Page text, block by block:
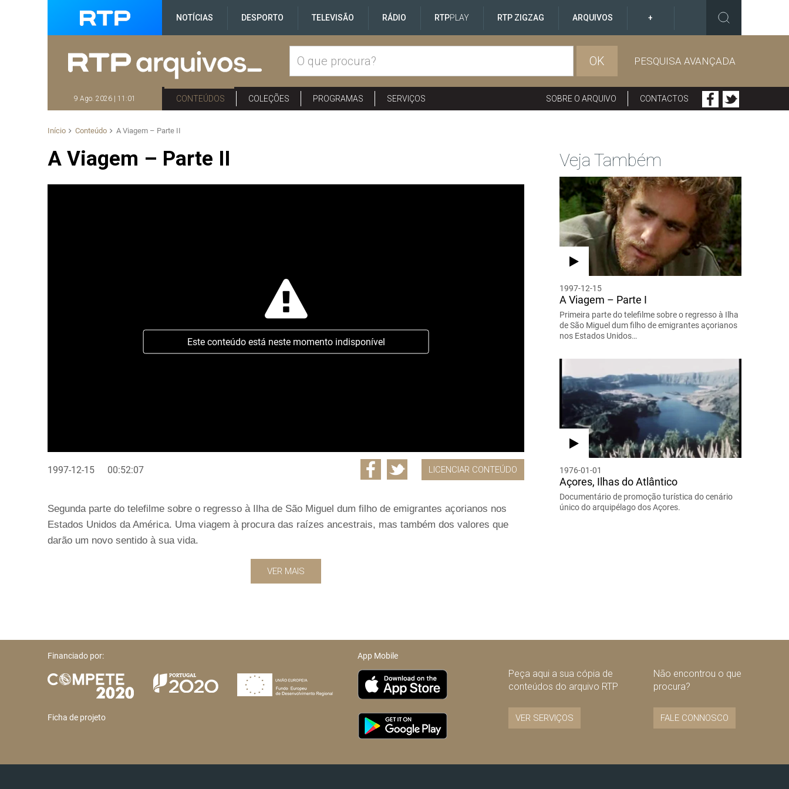
NOTÍCIAS DESPORTO TELEVISÃO RÁDIO RTPPLAY RTP ZIGZAG ARQUIVOS +
OK PESQUISA AVANÇADA
9 Ago. 2026 | 11:01 CONTEÚDOS COLEÇÕES PROGRAMAS SERVIÇOS SOBRE O ARQUIVO CONTACTOS
Início Conteúdo A Viagem – Parte II
A Viagem – Parte II
Este conteúdo está neste momento indisponível
1997-12-15 00:52:07 LICENCIAR CONTEÚDO
Segunda parte do telefilme sobre o regresso à Ilha de São Miguel dum filho de emigrantes açorianos nos
Estados Unidos da América. Uma viagem à procura das raízes ancestrais, mas também dos valores que
darão um novo sentido à sua vida.
VER MAIS
Veja Também
1997-12-15
A Viagem – Parte I
Primeira parte do telefilme sobre o regresso à Ilha
de São Miguel dum filho de emigrantes açorianos
nos Estados Unidos…
1976-01-01
Açores, Ilhas do Atlântico
Documentário de promoção turística do cenário
único do arquipélago dos Açores.
Financiado por:
Ficha de projeto
App Mobile
Peça aqui a sua cópia de
conteúdos do arquivo RTP
VER SERVIÇOS
Não encontrou o que
procura?
FALE CONNOSCO